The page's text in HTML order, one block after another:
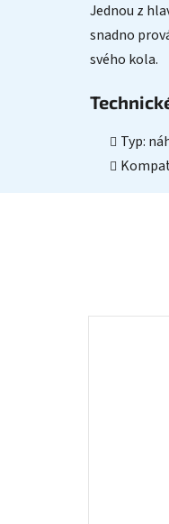
Jednou z
snadno
svého kola.
Typ: